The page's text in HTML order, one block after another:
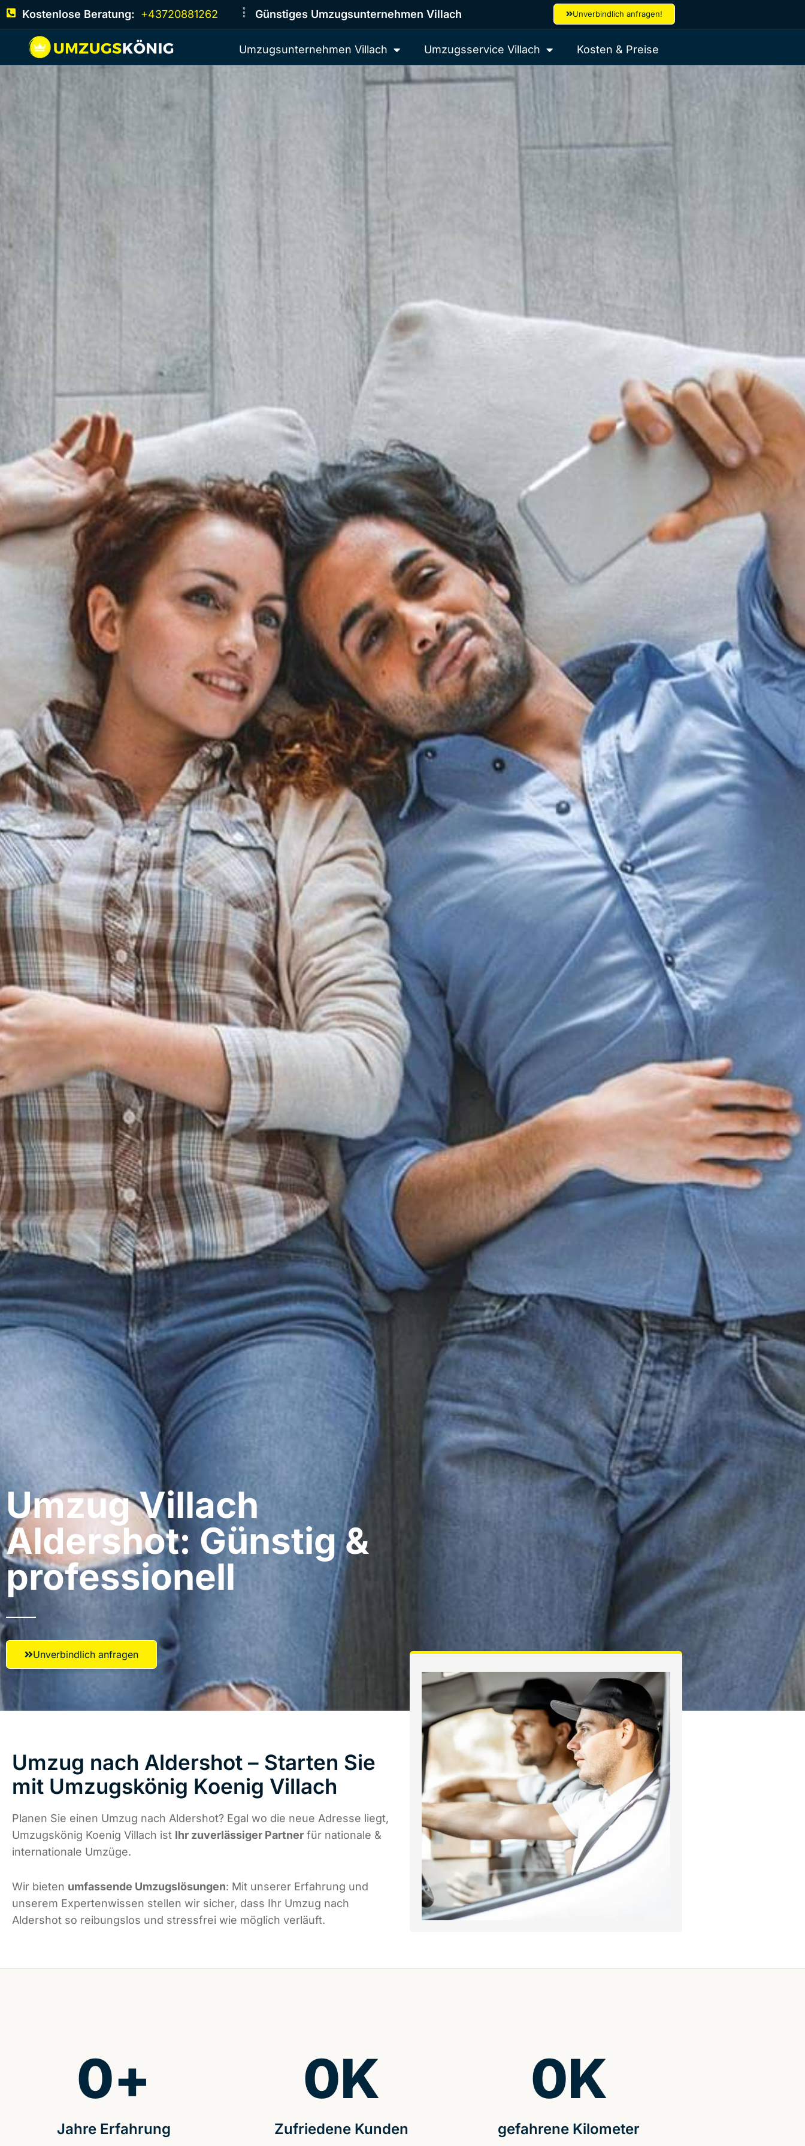
Kostenlose Beratung: +43720881262 Günstiges Umzugsunternehmen Villach Unverbindlich anfragen!
Umzugsunternehmen Villach Umzugsservice Villach Kosten & Preise
Umzug Villach​
Aldershot: Günstig &
professionell​
Unverbindlich anfragen
Umzug nach Aldershot – Starten Sie
mit Umzugskönig Koenig Villach
Planen Sie einen Umzug nach Aldershot? Egal wo die neue Adresse liegt,
Umzugskönig Koenig Villach ist Ihr zuverlässiger Partner für nationale &
internationale Umzüge.
Wir bieten umfassende Umzugslösungen: Mit unserer Erfahrung und
unserem Expertenwissen stellen wir sicher, dass Ihr Umzug nach
Aldershot so reibungslos und stressfrei wie möglich verläuft.
Jahre Erfahrung
0+
Zufriedene Kunden
0K
gefahrene Kilometer
0K